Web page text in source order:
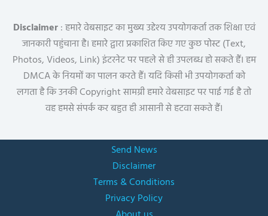
Disclaimer: हमारे वेबसाइट का मुख्य उद्देश्य उपयोगकर्ता तक शिक्षा एवं
जानकारी पहुंचाना है। हमारे द्वारा प्रकाशित किए गए कुछ पोस्ट (Text,
Photos, Videos, Link) इंटरनेट पर पहले से ही उपलब्ध हो सकते हैं। हम
DMCA के नियमों का पालन करते हैं। यदि किसी भी उपयोगकर्ता को
लगता है कि उनकी Copyright सामग्री हमारे वेबसाइट पर पाई गई है तो
वह हमसे संपर्क कर बहुत ही आसानी से हटवा सकते हैं।
Send News
Disclaimer
Terms & Conditions
Privacy Policy